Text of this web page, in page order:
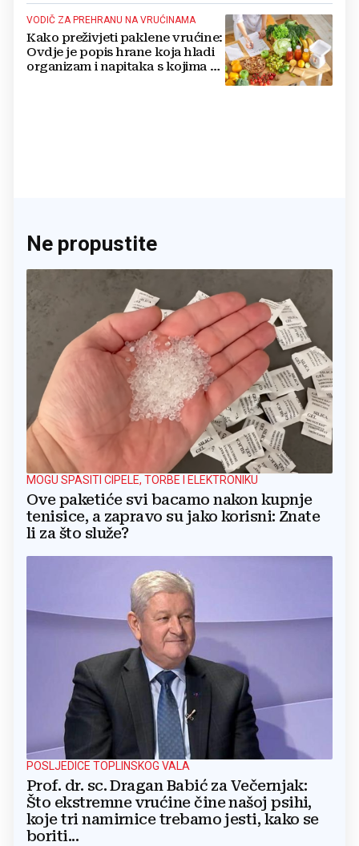
VODIČ ZA PREHRANU NA VRUĆINAMA
Kako preživjeti paklene vrućine:
Ovdje je popis hrane koja hladi
organizam i napitaka s kojima si
Ne propustite
MOGU SPASITI CIPELE, TORBE I ELEKTRONIKU
Ove paketiće svi bacamo nakon kupnje
tenisice, a zapravo su jako korisni: Znate
li za što služe?
POSLJEDICE TOPLINSKOG VALA
Prof. dr. sc. Dragan Babić za Večernjak:
Što ekstremne vrućine čine našoj psihi,
koje tri namirnice trebamo jesti, kako se
boriti...